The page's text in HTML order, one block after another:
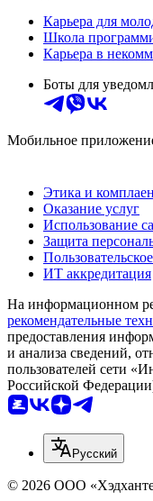
Карьера для
Школа
Карьера в
Боты для
Мобильное
Этика и
Оказание услуг
Использование
Защита
ИТ аккредитация
На информационном
рекомендательные
предоставления
и анализа сведений,
пользователей сети
Российской
Русский
© 2026 ООО